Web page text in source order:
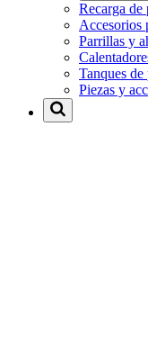
Recarga de
Accesorios
Parrillas y
Tanques
Piezas y